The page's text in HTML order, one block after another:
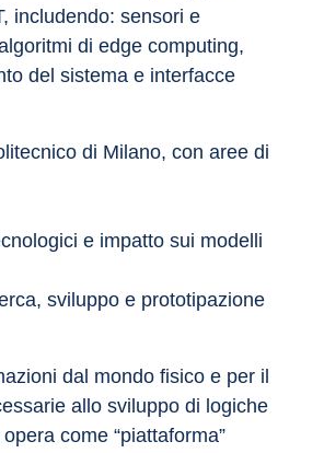
includendo: sensori e
di edge computing,
del sistema e interfacce
di Milano, con aree di
e impatto sui modelli
sviluppo e prototipazione
dal mondo fisico e per il
allo sviluppo di logiche
come “piattaforma”